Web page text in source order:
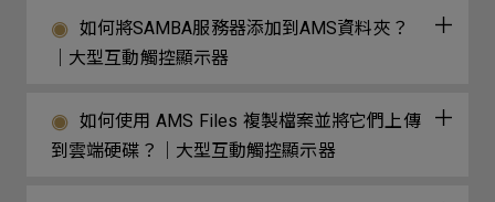
如何將SAMBA服務器添加到AMS資料夾？
｜大型互動觸控顯示器
如何使用 AMS Files 複製檔案並將它們上傳
到雲端硬碟？｜大型互動觸控顯示器